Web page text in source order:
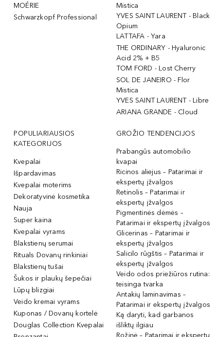
MOÉRIE
Schwarzkopf Professional
Mistica
YVES SAINT LAURENT - Black
Opium
LATTAFA - Yara
THE ORDINARY - Hyaluronic
Acid 2% + B5
TOM FORD - Lost Cherry
SOL DE JANEIRO - Flor
Mistica
YVES SAINT LAURENT - Libre
ARIANA GRANDE - Cloud
POPULIARIAUSIOS
KATEGORIJOS
Kvepalai
Išpardavimas
Kvepalai moterims
Dekoratyvinė kosmetika
Nauja
Super kaina
Kvepalai vyrams
Blakstienų serumai
Rituals Dovanų rinkiniai
Blakstienų tušai
Šukos ir plaukų šepečiai
Lūpų blizgiai
Veido kremai vyrams
Kuponas / Dovanų kortelė
Douglas Collection Kvepalai
GROŽIO TENDENCIJOS
Prabangūs automobilio
kvapai
Ricinos aliejus – Patarimai ir
ekspertų įžvalgos
Retinolis – Patarimai ir
ekspertų įžvalgos
Pigmentinės dėmės –
Patarimai ir ekspertų įžvalgos
Glicerinas – Patarimai ir
ekspertų įžvalgos
Salicilo rūgštis – Patarimai ir
ekspertų įžvalgos
Veido odos priežiūros rutina:
teisinga tvarka
Antakių laminavimas –
Patarimai ir ekspertų įžvalgos
Ką daryti, kad garbanos
išliktų ilgiau
Rožinė – Patarimai ir ekspertų